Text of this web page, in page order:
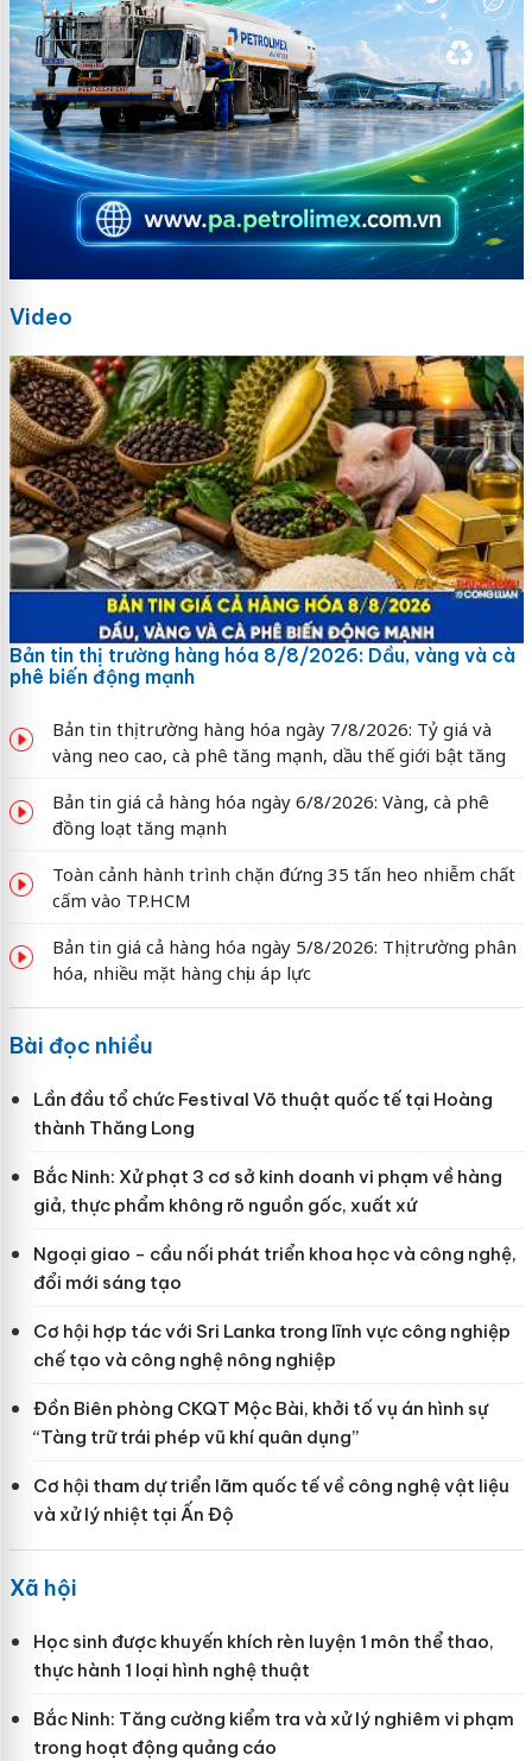
Video
Bản tin thị trường hàng hóa 8/8/2026: Dầu, vàng và cà
phê biến động mạnh
Bản tin thị trường hàng hóa ngày 7/8/2026: Tỷ giá và
vàng neo cao, cà phê tăng mạnh, dầu thế giới bật tăng
Bản tin giá cả hàng hóa ngày 6/8/2026: Vàng, cà phê
đồng loạt tăng mạnh
Toàn cảnh hành trình chặn đứng 35 tấn heo nhiễm chất
cấm vào TP.HCM
Bản tin giá cả hàng hóa ngày 5/8/2026: Thị trường phân
hóa, nhiều mặt hàng chịu áp lực
Bài đọc nhiều
Lần đầu tổ chức Festival Võ thuật quốc tế tại Hoàng
thành Thăng Long
Bắc Ninh: Xử phạt 3 cơ sở kinh doanh vi phạm về hàng
giả, thực phẩm không rõ nguồn gốc, xuất xứ
Ngoại giao - cầu nối phát triển khoa học và công nghệ,
đổi mới sáng tạo
Cơ hội hợp tác với Sri Lanka trong lĩnh vực công nghiệp
chế tạo và công nghệ nông nghiệp
Đồn Biên phòng CKQT Mộc Bài, khởi tố vụ án hình sự
“Tàng trữ trái phép vũ khí quân dụng”
Cơ hội tham dự triển lãm quốc tế về công nghệ vật liệu
và xử lý nhiệt tại Ấn Độ
Xã hội
Học sinh được khuyến khích rèn luyện 1 môn thể thao,
thực hành 1 loại hình nghệ thuật
Bắc Ninh: Tăng cường kiểm tra và xử lý nghiêm vi phạm
trong hoạt động quảng cáo